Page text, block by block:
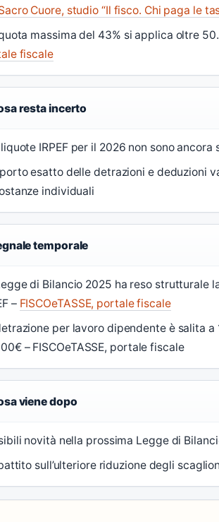
Cuore, studio “Il fisco. Chi paga le
massima del 43% si applica oltre
fiscale
resta incerto
IRPEF per il 2026 non sono
esatto delle detrazioni e deduzioni
individuali
temporale
di Bilancio 2025 ha reso strutturale
– FISCOeTASSE, portale fiscale
per lavoro dipendente è salita
– FISCOeTASSE, portale fiscale
viene dopo
novità nella prossima Legge di
sull’ulteriore riduzione degli